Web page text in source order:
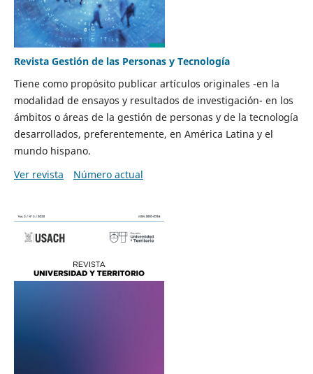
Revista Gestión de las Personas y Tecnología
Tiene como propósito publicar artículos originales -en la
modalidad de ensayos y resultados de investigación- en los
ámbitos o áreas de la gestión de personas y de la tecnología
desarrollados, preferentemente, en América Latina y el
mundo hispano.
Ver revista
Número actual